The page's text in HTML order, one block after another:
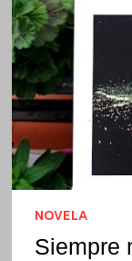
NOVELA
Siempre